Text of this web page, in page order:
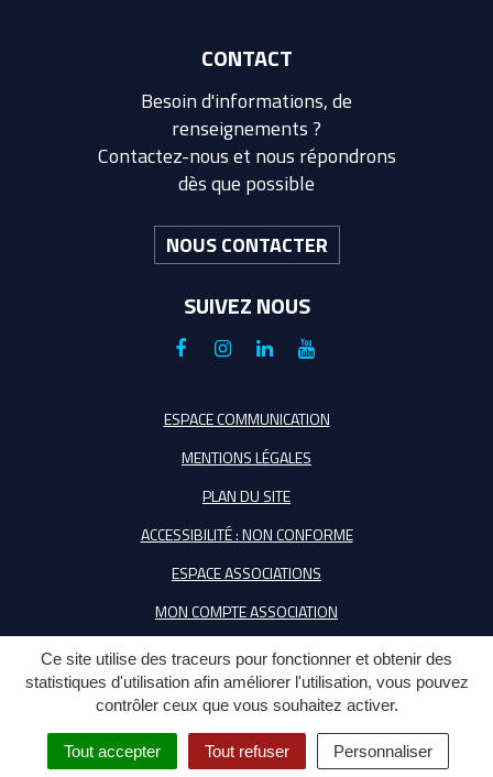
Ce site utilise des traceurs pour fonctionner et obtenir des
statistiques d'utilisation afin améliorer l'utilisation, vous pouvez
contrôler ceux que vous souhaitez activer.
Tout accepter Tout refuser Personnaliser
CONTACT
Besoin d'informations, de
renseignements ?
Contactez-nous et nous répondrons
dès que possible
NOUS CONTACTER
SUIVEZ NOUS
Lien
le
Facebook
Lien
le
compte
Instagram
Lien
le
compte
Linkedin
Lien
la
Youtube
ESPACE COMMUNICATION
MENTIONS LÉGALES
PLAN DU SITE
ACCESSIBILITÉ : NON CONFORME
ESPACE ASSOCIATIONS
MON COMPTE ASSOCIATION